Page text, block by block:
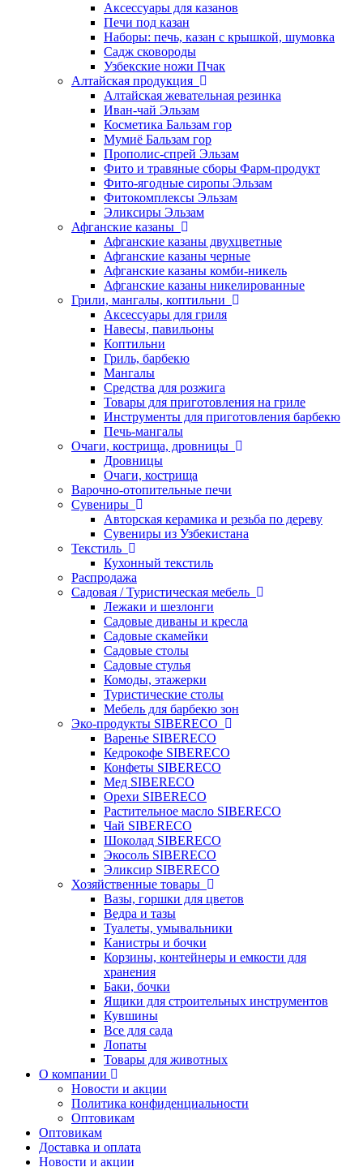
Аксессуары для казанов
Печи под казан
Наборы: печь, казан с крышкой, шумовка
Садж сковороды
Узбекские ножи Пчак
Алтайская продукция
Алтайская жевательная резинка
Иван-чай Эльзам
Косметика Бальзам гор
Мумиё Бальзам гор
Прополис-спрей Эльзам
Фито и травяные сборы Фарм-продукт
Фито-ягодные сиропы Эльзам
Фитокомплексы Эльзам
Эликсиры Эльзам
Афганские казаны
Афганские казаны двухцветные
Афганские казаны черные
Афганские казаны комби-никель
Афганские казаны никелированные
Грили, мангалы, коптильни
Аксессуары для гриля
Навесы, павильоны
Коптильни
Гриль, барбекю
Мангалы
Средства для розжига
Товары для приготовления на гриле
Инструменты для приготовления барбекю
Печь-мангалы
Очаги, кострища, дровницы
Дровницы
Очаги, кострища
Варочно-отопительные печи
Сувениры
Авторская керамика и резьба по дереву
Сувениры из Узбекистана
Текстиль
Кухонный текстиль
Распродажа
Садовая / Туристическая мебель
Лежаки и шезлонги
Садовые диваны и кресла
Садовые скамейки
Садовые столы
Садовые стулья
Комоды, этажерки
Туристические столы
Мебель для барбекю зон
Эко-продукты SIBERECO
Варенье SIBERECO
Кедрокофе SIBERECO
Конфеты SIBERECO
Мед SIBERECO
Орехи SIBERECO
Растительное масло SIBERECO
Чай SIBERECO
Шоколад SIBERECO
Экосоль SIBERECO
Эликсир SIBERECO
Хозяйственные товары
Вазы, горшки для цветов
Ведра и тазы
Туалеты, умывальники
Канистры и бочки
Корзины, контейнеры и емкости для
хранения
Баки, бочки
Ящики для строительных инструментов
Кувшины
Все для сада
Лопаты
Товары для животных
О компании
Новости и акции
Политика конфиденциальности
Оптовикам
Оптовикам
Доставка и оплата
Новости и акции